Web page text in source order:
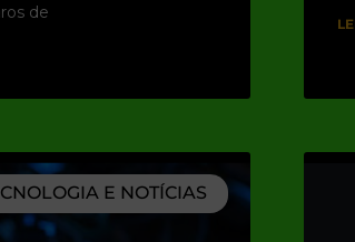
de
E NOTÍCIAS